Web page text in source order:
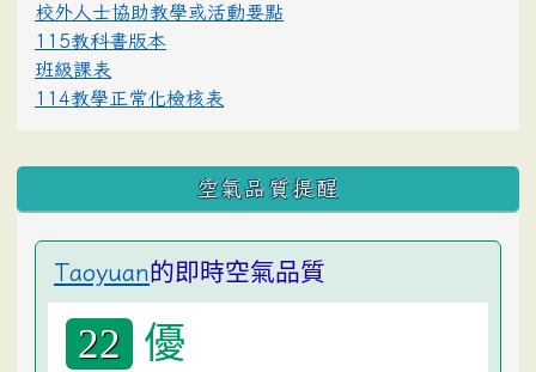
校外人士協助教學或活動要點
115教科書版本
班級課表
114教學正常化檢核表
空氣品質提醒
Taoyuan的即時空氣品質
22 優